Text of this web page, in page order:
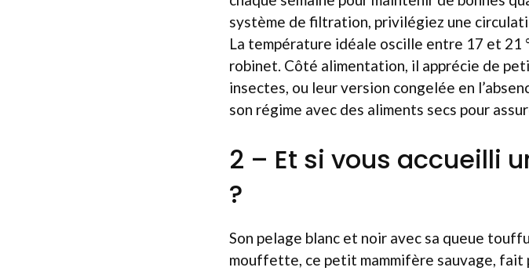
système de filtration, privilégiez une
La température idéale oscille entre 17 et 21
robinet. Côté alimentation, il apprécie de
insectes, ou leur version congelée en
son régime avec des aliments secs pour
2 – Et si vous accueilli
?
Son pelage blanc et noir avec sa queue
mouffette, ce petit mammifère sauvage, fait